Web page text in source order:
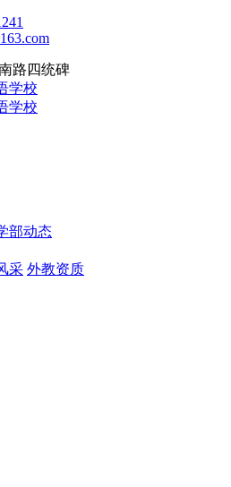
路四统碑
部动态
采 外教资质